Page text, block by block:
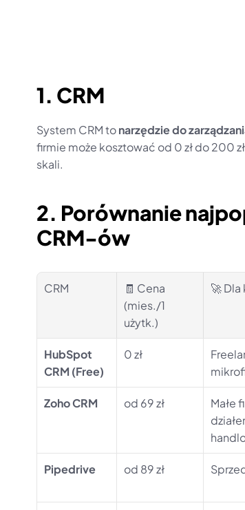
1. CRM
System CRM to narzędzie do
firmie może kosztować od 0 zł do 200
skali.
2. Porównanie
CRM-ów
CRM
🧾 Cena
(mies./1
użytk.)
🚀
HubSpot
CRM (Free)
0 zł
Zoho CRM od 69 zł
Małe
Pipedrive od 89 zł